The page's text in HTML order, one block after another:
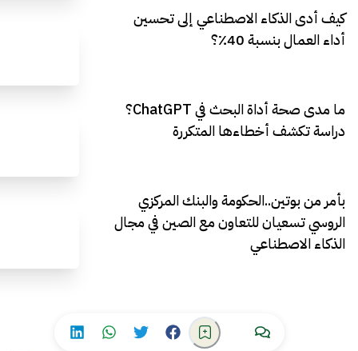
كيف أدى الذكاء الاصطناعي إلى تحسين
أداء العمال بنسبة 40٪؟
ما مدى صحة أداة البحث في ChatGPT؟
دراسة تكشف أخطاءها المتكررة
بأمر من بوتين..الحكومة والبنك المركزي
الروسي تسعيان للتعاون مع الصين في مجال
الذكاء الاصطناعي